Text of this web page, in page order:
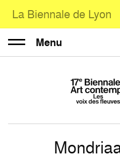
La Biennale de Lyon
Menu